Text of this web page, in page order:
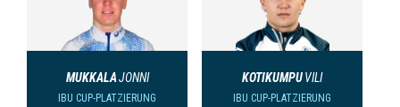
MUKKALAJONNI
IBU CUP-PLATZIERUNG
KOTIKUMPUVILI
IBU CUP-PLATZIERUNG